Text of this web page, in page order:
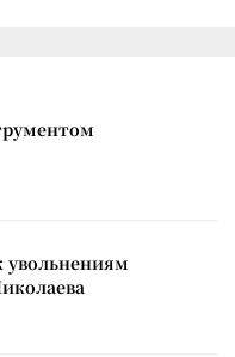
увольнениям